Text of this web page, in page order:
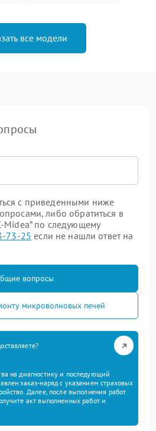
все модели
с приведенными ниже
либо обратиться в
Midea” по следующему
73-25 если не нашли ответ на
вопросы
микроволновых печей
на диагностику и последующий
заказ-наряд с указанием страховых
Далее, после выполнения работ
акт выполненных работ и